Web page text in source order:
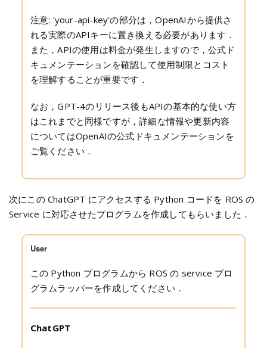
注意: ‘your-api-key’の部分は，OpenAIから提供さ
れる実際のAPIキーに置き換える必要があります．
また，APIの使用は料金が発生しますので，公式ド
キュメンテーションを確認して使用制限とコスト
を理解することが重要です．
なお，GPT-4のリリース後もAPIの基本的な使い方
はこれまでと同様ですが，詳細な情報や更新内容
についてはOpenAIの公式ドキュメンテーションを
ご覧ください．
次にこの ChatGPT にアクセスする Python コードを ROS の
Service に対応させたプログラムを作成してもらいました．
User
この Python プログラムから ROS の service プロ
グラムラッパーを作成してください．
ChatGPT